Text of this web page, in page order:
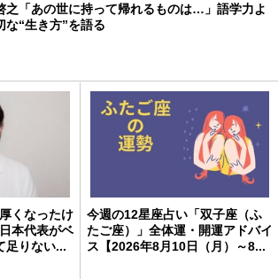
之「あの世に持って帰れるものは…」語学力よ
な“生き方”を語る
くなったけ
本代表がベ
足りない...
今週の12星座占い「双子座（ふ
たご座）」全体運・開運アドバイ
ス【2026年8月10日（月）～8...